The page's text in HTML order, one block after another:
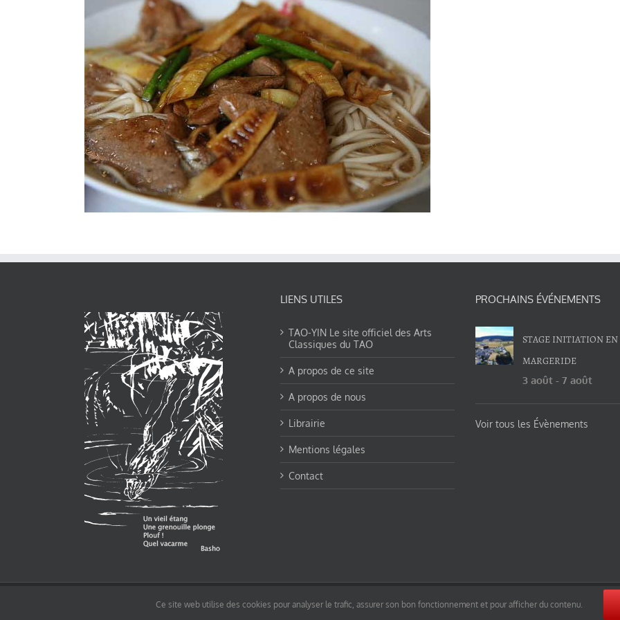
LIENS UTILES
TAO-YIN Le site officiel des Arts
Classiques du TAO
A propos de ce site
A propos de nous
Librairie
Mentions légales
Contact
PROCHAINS ÉVÉNEMENTS
STAGE INITIATION EN
MARGERIDE
3 août -7 août
Voir tous les Évènements
pages non comprise par cette licence).Ce site web utilise des cookies pour analyser le trafic, assurer son bon fonctionnement et pour afficher du contenu.